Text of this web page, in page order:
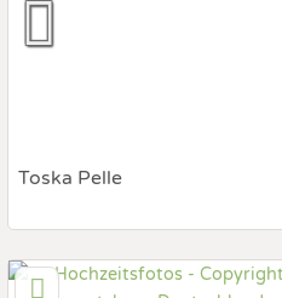
Fotobox mit Zubehör
Toska Pelle
Art des Shootings: